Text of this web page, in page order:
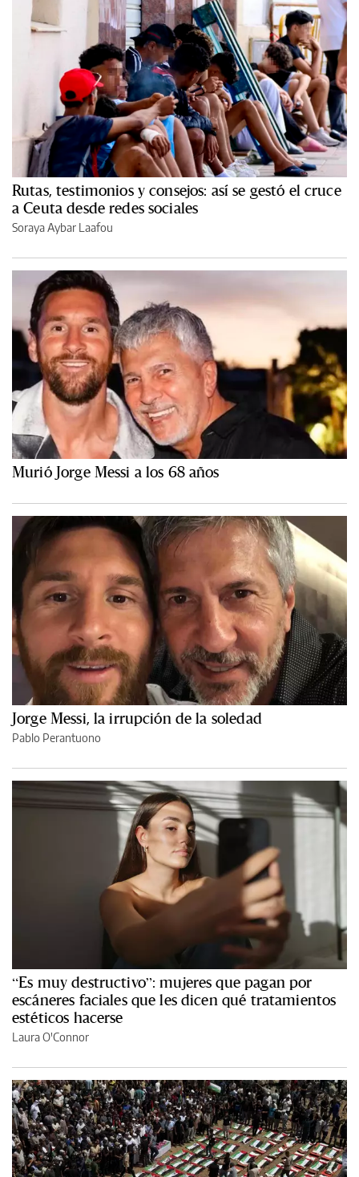
Rutas, testimonios y consejos: así se gestó el cruce
a Ceuta desde redes sociales
Soraya Aybar Laafou
Murió Jorge Messi a los 68 años
Jorge Messi, la irrupción de la soledad
Pablo Perantuono
“Es muy destructivo”: mujeres que pagan por
escáneres faciales que les dicen qué tratamientos
estéticos hacerse
Laura O'Connor